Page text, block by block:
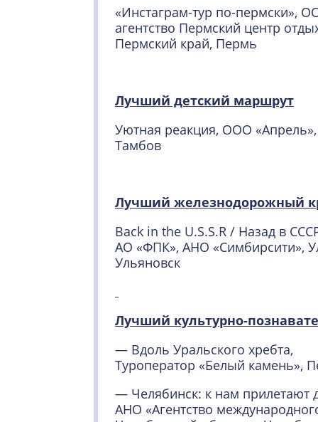
«Инстаграм-тур по-пермски»,
агентство Пермский центр
Пермский край, Пермь
Лучший детский маршрут
Уютная реакция, ООО
Тамбов
Лучший железнодорожный
Back in the U.S.S.R / Назад в
АО «ФПК», АНО «Симбирсити»,
Ульяновск
Лучший культурно-
— Вдоль Уральского хребта,
Туроператор «Белый камень»,
— Челябинск: к нам прилетают
АНО «Агентство